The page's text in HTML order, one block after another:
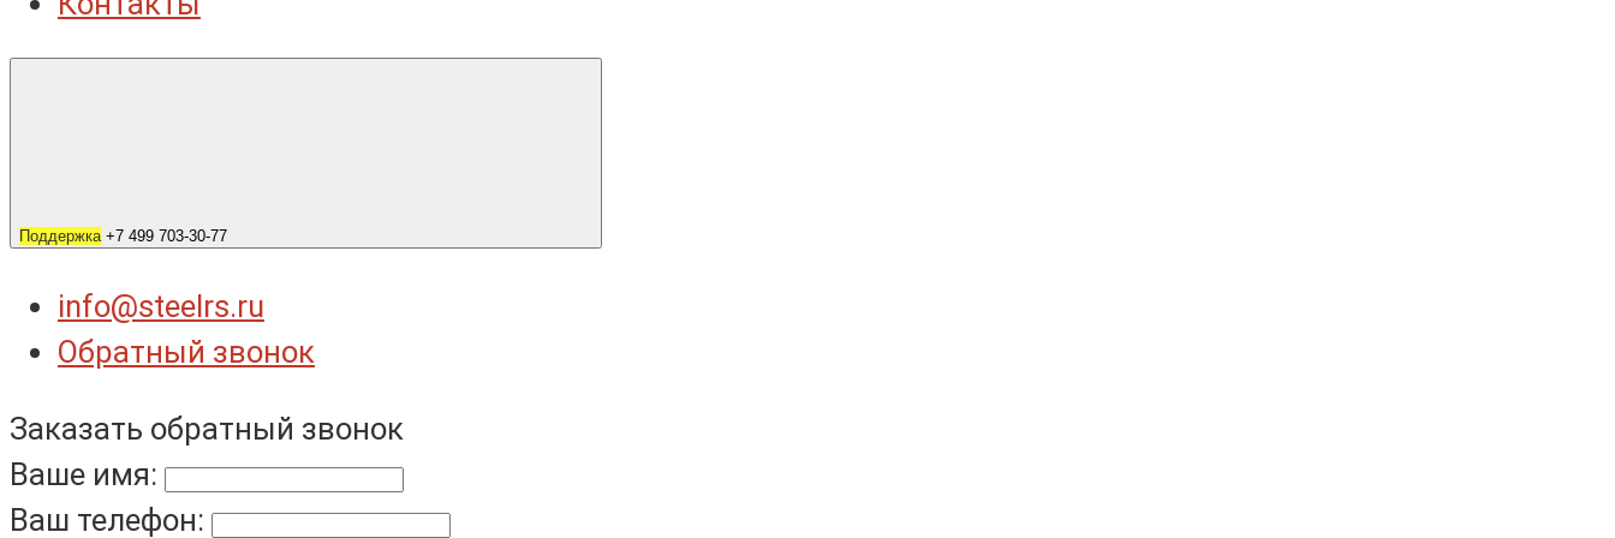
Поддержка +7 499 703-30-77
info@steelrs.ru
Обратный звонок
Заказать обратный звонок
Ваше имя:
Ваш телефон: